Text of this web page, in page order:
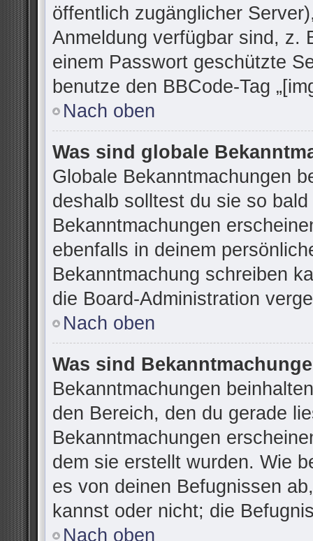
öffentlich zugänglicher
Anmeldung verfügbar sind, z.
einem Passwort geschützte
benutze den BBCode-Tag
Nach oben
Was sind globale
Globale Bekanntmachungen
deshalb solltest du sie so
Bekanntmachungen
ebenfalls in deinem
Bekanntmachung schreiben
die Board-Administration
Nach oben
Was sind
Bekanntmachungen
den Bereich, den du gerade
Bekanntmachungen
dem sie erstellt wurden. Wie
es von deinen Befugnissen
kannst oder nicht; die
Nach oben